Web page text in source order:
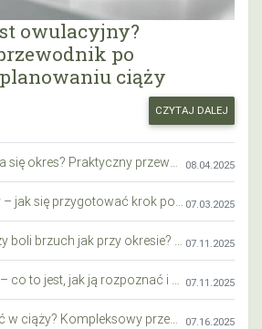
owulacyjny?
po
ciąży
CZYTAJ DALEJ
08.04.2025
07.03.2025
07.11.2025
07.11.2025
07.16.2025